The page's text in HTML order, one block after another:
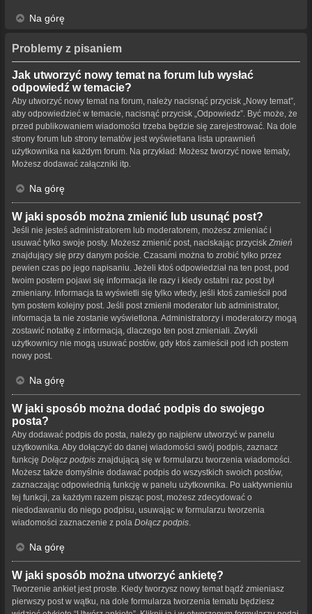
Na górę
Problemy z pisaniem
Jak utworzyć nowy temat na forum lub wysłać
odpowiedź w temacie?
Aby utworzyć nowy temat na forum, należy nacisnąć przycisk „Nowy temat”,
aby odpowiedzieć w temacie, nacisnąć przycisk „Odpowiedz”. Być może, że
przed publikowaniem wiadomości trzeba będzie się zarejestrować. Na dole
strony forum lub strony tematów jest wyświetlana lista uprawnień
użytkownika na każdym forum. Na przykład: Możesz tworzyć nowe tematy,
Możesz dodawać załączniki itp.
Na górę
W jaki sposób można zmienić lub usunąć post?
Jeśli nie jesteś administratorem lub moderatorem, możesz zmieniać i
usuwać tylko swoje posty. Możesz zmienić post, naciskając przycisk Zmień
znajdujący się przy danym poście. Czasami można to zrobić tylko przez
pewien czas po jego napisaniu. Jeżeli ktoś odpowiedział na ten post, pod
twoim postem pojawi się informacja ile razy i kiedy ostatni raz post był
zmieniany. Informacja ta wyświetli się tylko wtedy, jeśli ktoś zamieścił pod
tym postem kolejny post. Jeśli post zmienił moderator lub administrator,
informacja ta nie zostanie wyświetlona. Administratorzy i moderatorzy mogą
zostawić notatkę z informacją, dlaczego ten post zmieniali. Zwykli
użytkownicy nie mogą usuwać postów, gdy ktoś zamieścił pod ich postem
nowy post.
Na górę
W jaki sposób można dodać podpis do swojego
posta?
Aby dodawać podpis do posta, należy go najpierw utworzyć w panelu
użytkownika. Aby dołączyć do danej wiadomości swój podpis, zaznacz
funkcję Dołącz podpis znajdującą się w formularzu tworzenia wiadomości.
Możesz także domyślnie dodawać podpis do wszystkich swoich postów,
zaznaczając odpowiednią funkcję w panelu użytkownika. Po uaktywnieniu
tej funkcji, za każdym razem pisząc post, możesz zdecydować o
niedodawaniu do niego podpisu, usuwając w formularzu tworzenia
wiadomości zaznaczenie z pola Dołącz podpis
Na górę
W jaki sposób można utworzyć ankietę?
Tworzenie ankiet jest proste. Kiedy tworzysz nowy temat bądź zmieniasz
pierwszy post w wątku, na dole formularza tworzenia tematu będziesz